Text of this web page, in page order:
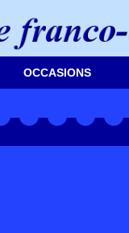
OCCASIONS